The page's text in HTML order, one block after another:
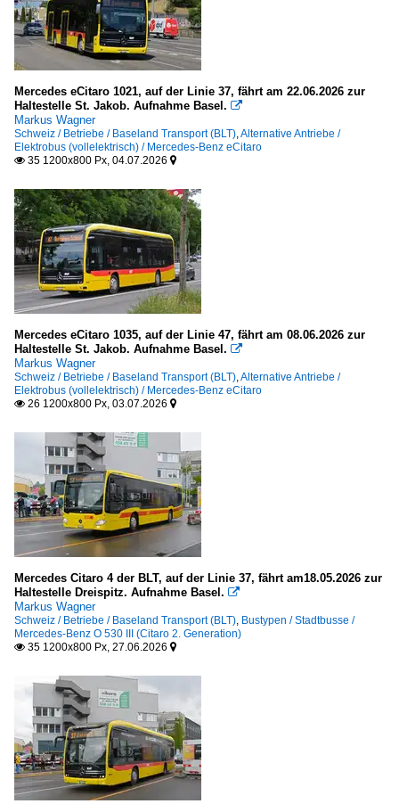
Mercedes eCitaro 1021, auf der Linie 37, fährt am 22.06.2026 zur
Haltestelle St. Jakob. Aufnahme Basel. 
Markus Wagner
Schweiz / Betriebe / Baseland Transport (BLT),Alternative Antriebe /
Elektrobus (vollelektrisch) / Mercedes-Benz eCitaro
 35 1200x800 Px, 04.07.2026 
Mercedes eCitaro 1035, auf der Linie 47, fährt am 08.06.2026 zur
Haltestelle St. Jakob. Aufnahme Basel. 
Markus Wagner
Schweiz / Betriebe / Baseland Transport (BLT),Alternative Antriebe /
Elektrobus (vollelektrisch) / Mercedes-Benz eCitaro
 26 1200x800 Px, 03.07.2026 
Mercedes Citaro 4 der BLT, auf der Linie 37, fährt am18.05.2026 zur
Haltestelle Dreispitz. Aufnahme Basel. 
Markus Wagner
Schweiz / Betriebe / Baseland Transport (BLT), Bustypen / Stadtbusse /
Mercedes-Benz O 530 III (Citaro 2. Generation)
 35 1200x800 Px, 27.06.2026 